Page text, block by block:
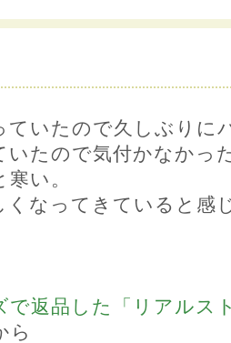
ていたので久しぶりに
いたので気付かなかっ
い。
くなってきていると感
で返品した「リアルス
ら